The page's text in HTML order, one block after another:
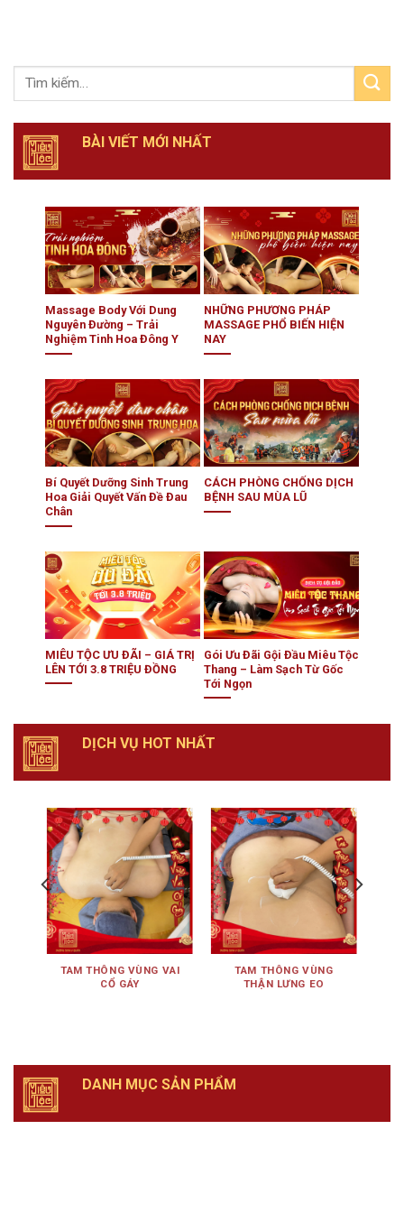
BÀI VIẾT MỚI NHẤT
Massage Body Với Dung
Nguyên Đường – Trải
Nghiệm Tinh Hoa Đông Y
NHỮNG PHƯƠNG PHÁP
MASSAGE PHỔ BIẾN HIỆN
NAY
Bí Quyết Dưỡng Sinh Trung
Hoa Giải Quyết Vấn Đề Đau
Chân
CÁCH PHÒNG CHỐNG DỊCH
BỆNH SAU MÙA LŨ
MIÊU TỘC ƯU ĐÃI – GIÁ TRỊ
LÊN TỚI 3.8 TRIỆU ĐỒNG
Gói Ưu Đãi Gội Đầu Miêu Tộc
Thang – Làm Sạch Từ Gốc
Tới Ngọn
DỊCH VỤ HOT NHẤT
TAM THÔNG VÙNG VAI
CỔ GÁY
TAM THÔNG VÙNG
THẬN LƯNG EO
DANH MỤC SẢN PHẨM